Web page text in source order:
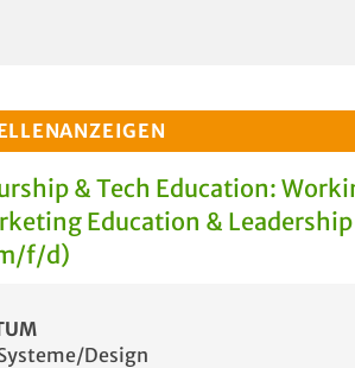
& Tech Education:
Education & Leadership
f/d)
Design